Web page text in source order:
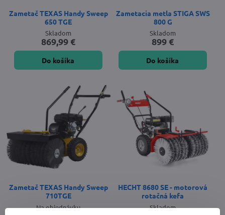
Zametač TEXAS Handy Sweep
650 TGE
Skladom
869,99 €
Do košíka
Zametacia metla STIGA SWS
800 G
Skladom
899 €
Do košíka
Zametač TEXAS Handy Sweep
710TGE
Na objednávku
HECHT 8680 SE - motorová
rotačná kefa
Skladom